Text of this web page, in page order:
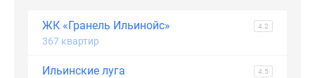
Новостройки
ЖК «Гранель Ильинойс» 4.2
367 квартир
Ильинские луга 4.5